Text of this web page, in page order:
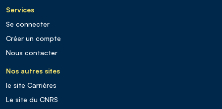
Services
Se connecter
Créer un compte
Nous contacter
Nos autres sites
le site Carrières
Le site du CNRS